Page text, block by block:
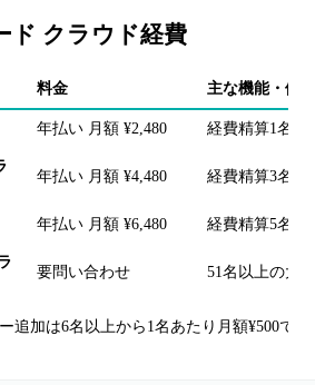
ド クラウド経費
料金 主な機能・備考
年払い 月額 ¥2,480 経費精算1名ま
年払い 月額 ¥4,480 経費精算3名ま
年払い 月額 ¥6,480 経費精算5名ま
要問い合わせ 51名以上の大
追加は6名以上から1名あたり月額¥500で